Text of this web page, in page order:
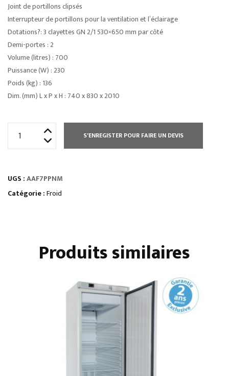
Joint de portillons clipsés
Interrupteur de portillons pour la ventilation et l’éclairage
Dotations?: 3 clayettes GN 2/1 530×650 mm par côté
Demi-portes : 2
Volume (litres) : 700
Puissance (W) : 230
Poids (kg) : 136
Dim. (mm) L x P x H : 740 x 830 x 2010
série
star
évaporateur
S'ENREGISTER POUR FAIRE UN DEVIS
UGS :AAF7PPNM
Catégorie :Froid
Produits similaires